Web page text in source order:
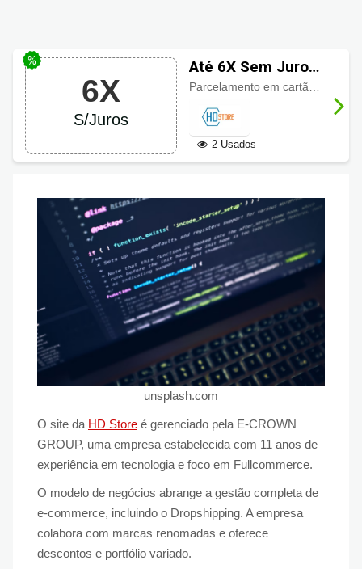
6X
S/Juros
Até 6X Sem Juros
HD Store
2 Usados
unsplash.com
O site da HD Store é gerenciado pela E-CROWN
GROUP, uma empresa estabelecida com 11 anos de
experiência em tecnologia e foco em Fullcommerce.
O modelo de negócios abrange a gestão completa de
e-commerce, incluindo o Dropshipping. A empresa
colabora com marcas renomadas e oferece
descontos e portfólio variado.